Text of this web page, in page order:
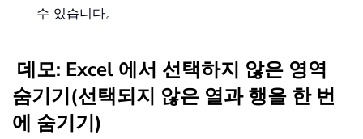
수 있습니다。
데모: Excel 에서 선택하지 않은 영역
숨기기(선택되지 않은 열과 행을 한 번
에 숨기기)